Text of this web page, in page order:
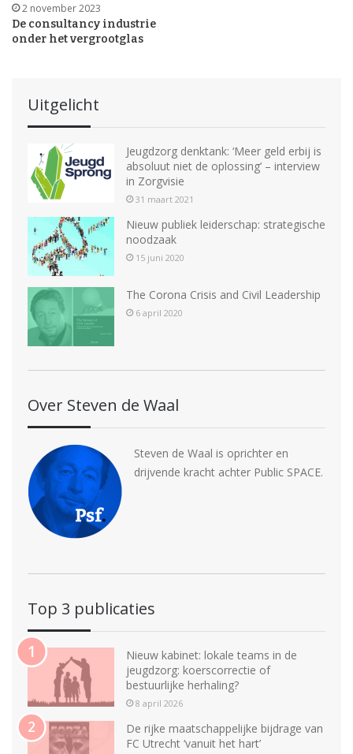
2 november 2023
De consultancy industrie
onder het vergrootglas
Uitgelicht
Jeugdzorg denktank: ‘Meer geld erbij is
absoluut niet de oplossing’ – interview
in Zorgvisie
31 maart 2021
Nieuw publiek leiderschap: strategische
noodzaak
15 juni 2020
The Corona Crisis and Civil Leadership
6 april 2020
Over Steven de Waal
Steven de Waal is oprichter en
drijvende kracht achter Public SPACE.
Top 3 publicaties
Nieuw kabinet: lokale teams in de
jeugdzorg: koerscorrectie of
bestuurlijke herhaling?
8 april 2026
De rijke maatschappelijke bijdrage van
FC Utrecht ‘vanuit het hart’